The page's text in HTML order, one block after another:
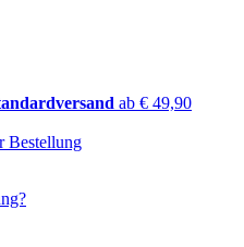
ab € 49,90
Bestellung